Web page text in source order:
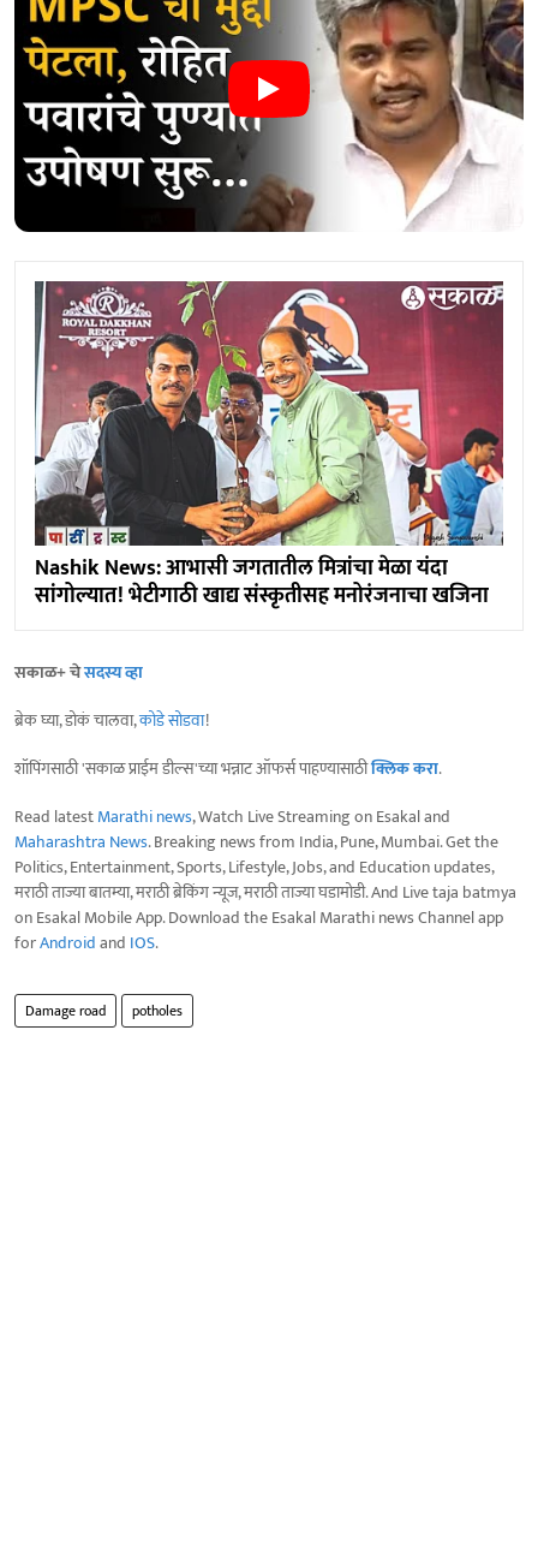
Nashik News: आभासी जगतातील मित्रांचा मेळा यंदा
सांगोल्यात! भेटीगाठी खाद्य संस्कृतीसह मनोरंजनाचा खजिना
सकाळ+ चेसदस्य व्हा
ब्रेक घ्या, डोकं चालवा,कोडे सोडवा!
शॉपिंगसाठी 'सकाळ प्राईम डील्स'च्या भन्नाट ऑफर्स पाहण्यासाठीक्लिक करा.
Read latestMarathi news, Watch Live Streaming on Esakal and
Maharashtra News. Breaking news from India, Pune, Mumbai. Get the
Politics, Entertainment, Sports, Lifestyle, Jobs, and Education updates,
मराठी ताज्या बातम्या, मराठी ब्रेकिंग न्यूज, मराठी ताज्या घडामोडी. And Live taja batmya
on Esakal Mobile App. Download the Esakal Marathi news Channel app
forAndroidand IOS.
Damage road potholes